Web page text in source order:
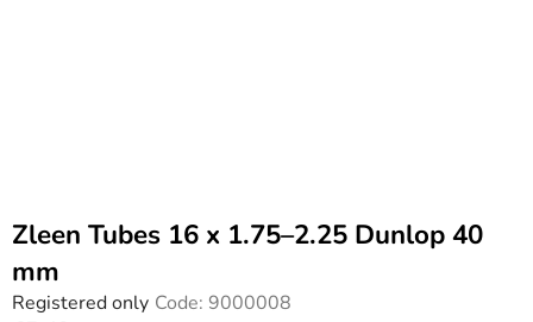
Zleen Tubes 16 x 1.75–2.25 Dunlop 40
mm
Registered only Code: 9000008